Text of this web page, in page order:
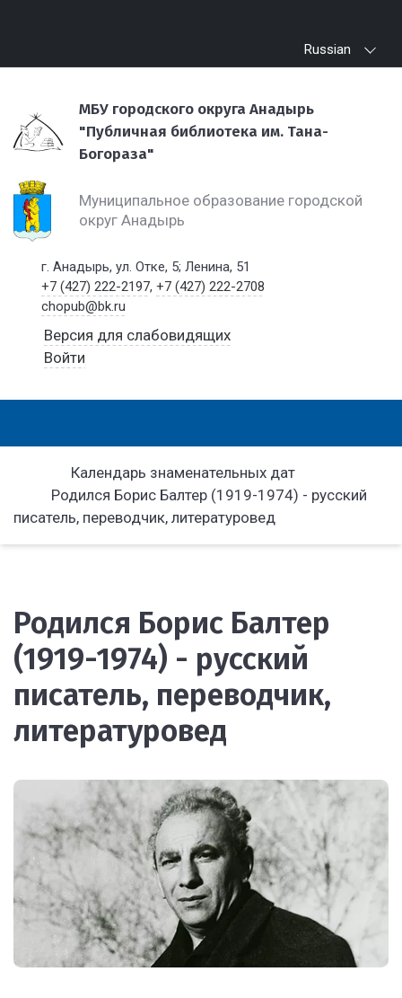
Russian
МБУ городского округа Анадырь
"Публичная библиотека им. Тана-
Богораза"
Муниципальное образование городской
округ Анадырь
г. Анадырь, ул. Отке, 5; Ленина, 51
+7 (427) 222-2197,+7 (427) 222-2708
chopub@bk.ru
Версия для слабовидящих
Войти
Календарь знаменательных дат
Родился Борис Балтер (1919-1974) - русский
писатель, переводчик, литературовед
Родился Борис Балтер
(1919-1974) - русский
писатель, переводчик,
литературовед